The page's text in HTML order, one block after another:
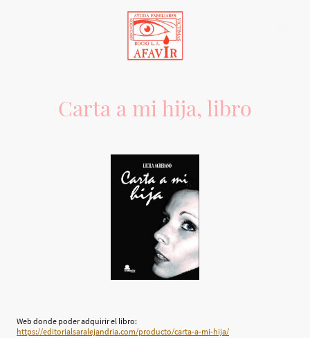
Carta a mi hija, libro
Web donde poder adquirir el libro:
https://editorialsaralejandria.com/producto/carta-a-mi-hija/